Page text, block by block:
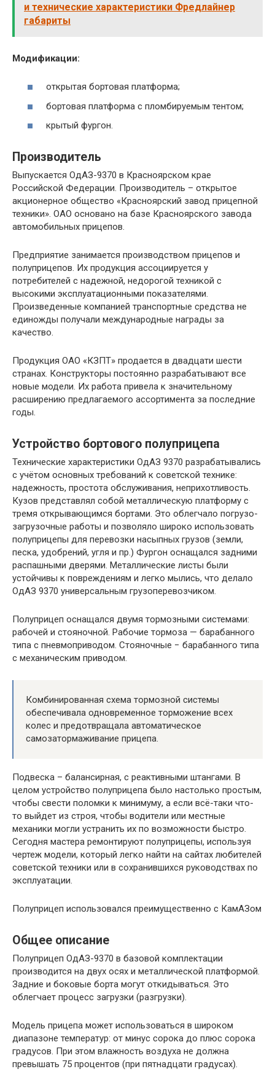
и технические характеристики Фредлайнер
габариты
Модификации:
открытая бортовая платформа;
бортовая платформа с пломбируемым тентом;
крытый фургон.
Производитель
Выпускается ОдАЗ-9370 в Красноярском крае
Российской Федерации. Производитель – открытое
акционерное общество «Красноярский завод прицепной
техники». ОАО основано на базе Красноярского завода
автомобильных прицепов.
Предприятие занимается производством прицепов и
полуприцепов. Их продукция ассоциируется у
потребителей с надежной, недорогой техникой с
высокими эксплуатационными показателями.
Произведенные компанией транспортные средства не
единожды получали международные награды за
качество.
Продукция ОАО «КЗПТ» продается в двадцати шести
странах. Конструкторы постоянно разрабатывают все
новые модели. Их работа привела к значительному
расширению предлагаемого ассортимента за последние
годы.
Устройство бортового полуприцепа
Технические характеристики ОдАЗ 9370 разрабатывались
с учётом основных требований к советской технике:
надежность, простота обслуживания, неприхотливость.
Кузов представлял собой металлическую платформу с
тремя открывающимся бортами. Это облегчало погрузо-
загрузочные работы и позволяло широко использовать
полуприцепы для перевозки насыпных грузов (земли,
песка, удобрений, угля и пр.) Фургон оснащался задними
распашными дверями. Металлические листы были
устойчивы к повреждениям и легко мылись, что делало
ОдАЗ 9370 универсальным грузоперевозчиком.
Полуприцеп оснащался двумя тормозными системами:
рабочей и стояночной. Рабочие тормоза — барабанного
типа с пневмоприводом. Стояночные − барабанного типа
с механическим приводом.
Комбинированная схема тормозной системы
обеспечивала одновременное торможение всех
колес и предотвращала автоматическое
самозатормаживание прицепа.
Подвеска – балансирная, с реактивными штангами. В
целом устройство полуприцепа было настолько простым,
чтобы свести поломки к минимуму, а если всё-таки что-
то выйдет из строя, чтобы водители или местные
механики могли устранить их по возможности быстро.
Сегодня мастера ремонтируют полуприцепы, используя
чертеж модели, который легко найти на сайтах любителей
советской техники или в сохранившихся руководствах по
эксплуатации.
Полуприцеп использовался преимущественно с КамАЗом
Общее описание
Полуприцеп ОдАЗ-9370 в базовой комплектации
производится на двух осях и металлической платформой.
Задние и боковые борта могут откидываться. Это
облегчает процесс загрузки (разгрузки).
Модель прицепа может использоваться в широком
диапазоне температур: от минус сорока до плюс сорока
градусов. При этом влажность воздуха не должна
превышать 75 процентов (при пятнадцати градусах).